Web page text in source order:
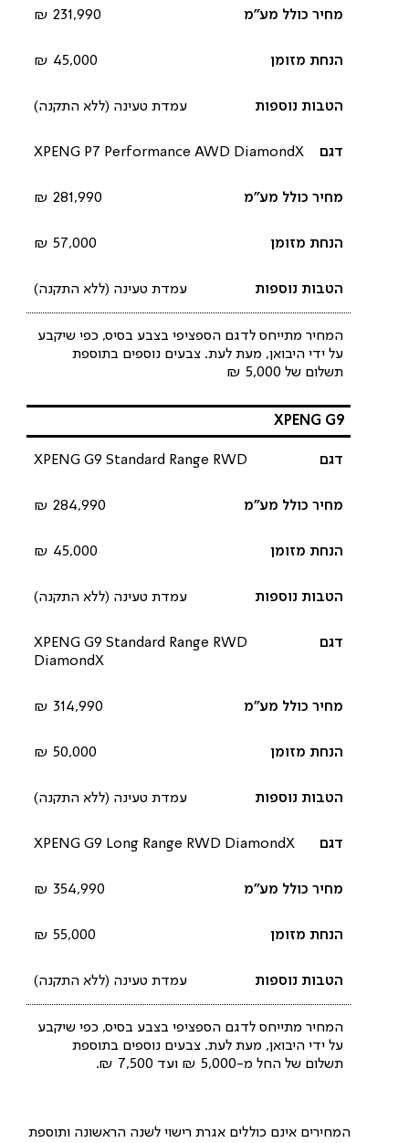
231,990 ₪
45,000 ₪
עמדת טעינה (ללא התקנה)
XPENG P7 Performance AWD DiamondX
281,990 ₪
57,000 ₪
עמדת טעינה (ללא התקנה)
המחיר מתייחס לדגם הספציפי בצבע בסיס, כפי שיקבע
על ידי היבואן, מעת לעת. צבעים נוספים בתוספת
תשלום של 5,000 ₪
XPENG G9
XPENG G9 Standard Range RWD
284,990 ₪
45,000 ₪
עמדת טעינה (ללא התקנה)
XPENG G9 Standard Range RWD
DiamondX
314,990 ₪
50,000 ₪
עמדת טעינה (ללא התקנה)
XPENG G9 Long Range RWD DiamondX
354,990 ₪
55,000 ₪
עמדת טעינה (ללא התקנה)
המחיר מתייחס לדגם הספציפי בצבע בסיס, כפי שיקבע
על ידי היבואן, מעת לעת. צבעים נוספים בתוספת
תשלום של החל מ-5,000 ₪ ועד 7,500 ₪.
המחירים אינם כוללים אגרת רישוי לשנה הראשונה ותוספת